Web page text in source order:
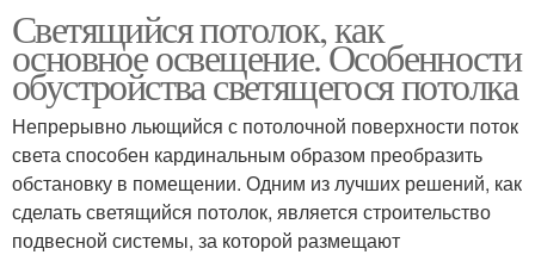
Светящийся потолок, как
основное освещение. Особенности
обустройства светящегося потолка
Непрерывно льющийся с потолочной поверхности поток
света способен кардинальным образом преобразить
обстановку в помещении. Одним из лучших решений, как
сделать светящийся потолок, является строительство
подвесной системы, за которой размещают